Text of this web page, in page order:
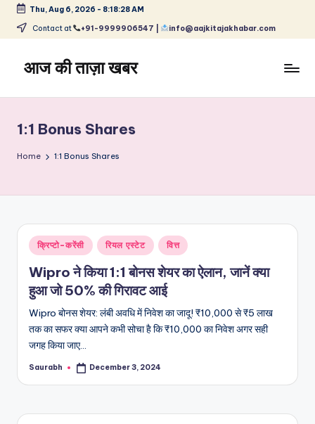
Skip
content
Thu, Aug 6, 2026 - 8:18:28 AM
Contact at +91-9999906547 | info@aajkitajakhabar.com
आज की ताज़ा खबर
ताज़ा
समाचार
–
और
विश्व
1:1 Bonus Shares
Home 1:1 Bonus Shares
Posted
in
क्रिप्टो-करेंसी रियल एस्टेट वित्त
Wipro ने किया 1:1 बोनस शेयर का ऐलान, जानें क्या
हुआ जो 50% की गिरावट आई
Wipro बोनस शेयर: लंबी अवधि में निवेश का जादू! ₹10,000 से ₹5 लाख
तक का सफर क्या आपने कभी सोचा है कि ₹10,000 का निवेश अगर सही
जगह किया जाए…
Posted
Saurabh December 3, 2024